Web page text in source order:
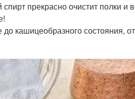
прекрасно очистит полки и
кашицеобразного состояния,